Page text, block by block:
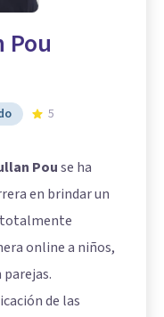
Pou
5
Pouse ha
en brindar un
totalmente
online a niños,
de las